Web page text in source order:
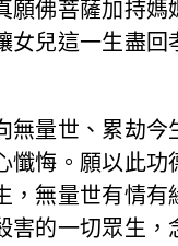
願佛菩薩加持媽
女兒這一生盡回
無量世、累劫今
懺悔。願以此功
，無量世有情有
害的一切眾生，